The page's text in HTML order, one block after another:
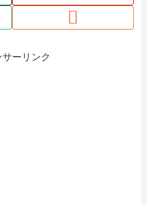
サーリンク